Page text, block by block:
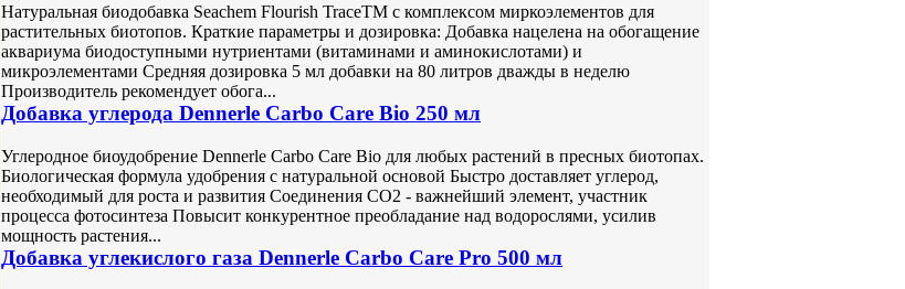
Натуральная биодобавка Seachem Flourish TraceTM с комплексом миркоэлементов для
растительных биотопов. Краткие параметры и дозировка: Добавка нацелена на обогащение
аквариума биодоступными нутриентами (витаминами и аминокислотами) и
микроэлементами Средняя дозировка 5 мл добавки на 80 литров дважды в неделю
Производитель рекомендует обога...
Добавка углерода Dennerle Carbo Care Bio 250 мл
Углеродное биоудобрение Dennerle Carbo Care Bio для любых растений в пресных биотопах.
Биологическая формула удобрения с натуральной основой Быстро доставляет углерод,
необходимый для роста и развития Соединения СО2 - важнейший элемент, участник
процесса фотосинтеза Повысит конкурентное преобладание над водорослями, усилив
мощность растения...
Добавка углекислого газа Dennerle Carbo Care Pro 500 мл